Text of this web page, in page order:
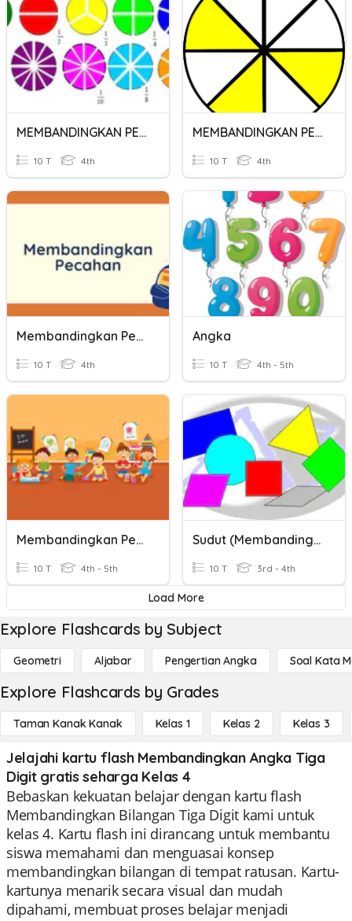
MEMBANDINGKAN PECAHAN
10 T 4th
MEMBANDINGKAN PECAHAN
10 T 4th
Membandingkan Pecahan
10 T 4th
Angka
10 T 4th - 5th
Membandingkan Pecahan
10 T 4th - 5th
Sudut (Membandingkan Sudut)
10 T 3rd - 4th
Load More
Explore Flashcards by Subject
Geometri Aljabar Pengertian Angka Soal Kata
Explore Flashcards by Grades
Taman Kanak Kanak Kelas 1 Kelas 2 Kelas 3
Jelajahi kartu flash Membandingkan Angka Tiga
Digit gratis seharga Kelas 4
Bebaskan kekuatan belajar dengan kartu flash
Membandingkan Bilangan Tiga Digit kami untuk
kelas 4. Kartu flash ini dirancang untuk membantu
siswa memahami dan menguasai konsep
membandingkan bilangan di tempat ratusan. Kartu-
kartunya menarik secara visual dan mudah
dipahami, membuat proses belajar menjadi